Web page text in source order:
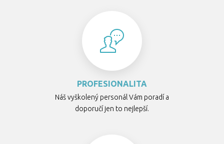
PROFESIONALITA
Náš vyškolený personál Vám poradí a
doporučí jen to nejlepší.